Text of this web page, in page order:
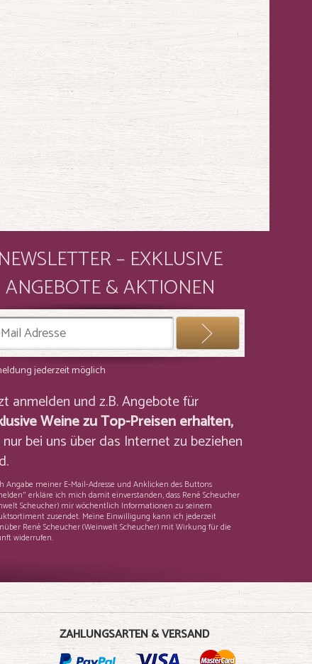
NEWSLETTER – EXKLUSIVE
ANGEBOTE & AKTIONEN
jederzeit möglich
anmelden und z.B. Angebote für
Weine zu Top-Preisen erhalten,
bei uns über das Internet zu beziehen
Angabe meiner E-Mail-Adresse und Anklicken des Buttons
erkläre ich mich damit einverstanden, dass René Scheucher
Scheucher) mir wöchentlich Informationen zu seinem
zusendet. Meine Einwilligung kann ich jederzeit
René Scheucher (Weinwelt Scheucher) mit Wirkung für die
widerrufen.
ZAHLUNGSARTEN & VERSAND